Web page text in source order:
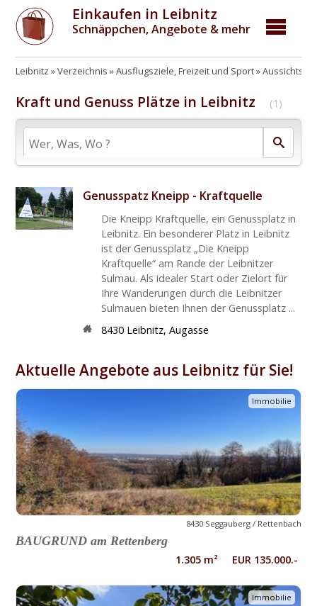
Einkaufen in Leibnitz
Schnäppchen, Angebote & mehr
Leibnitz Verzeichnis Ausflugsziele, Freizeit und Sport
Kraft und Genuss Plätze in Leibnitz (1)
Genusspatz Kneipp - Kraftquelle
Die Kneipp Kraftquelle, ein Genussplatz in
Leibnitz. Ein besonderer Platz in Leibnitz
ist der Genussplatz „Die Kneipp
Kraftquelle“ am Rande der Leibnitzer
Sulmau. Als idealer Start oder Zielort für
Ihre Wanderungen durch die Leibnitzer
Sulmauen bieten Ihnen der Genussplatz ...
8430 Leibnitz, Augasse
Aktuelle Angebote aus Leibnitz für Sie!
Immobilie
8430 Seggauberg / Rettenbach
BAUGRUND am Rettenberg
1.305 m² EUR 135.000.-
Immobilie